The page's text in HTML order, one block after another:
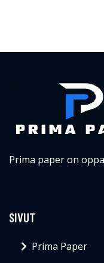
Prima paper on
SIVUT
Prima Paper